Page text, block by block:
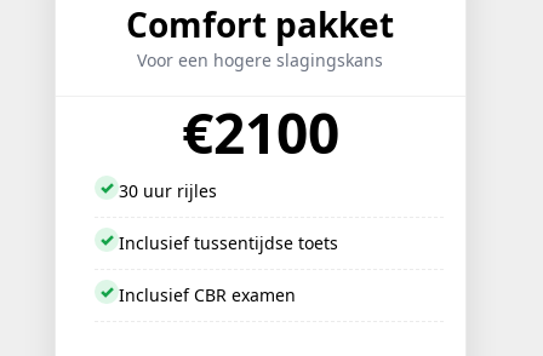
Comfort pakket
Voor een hogere slagingskans
€2100
✓ 30 uur rijles
✓ Inclusief tussentijdse toets
✓ Inclusief CBR examen